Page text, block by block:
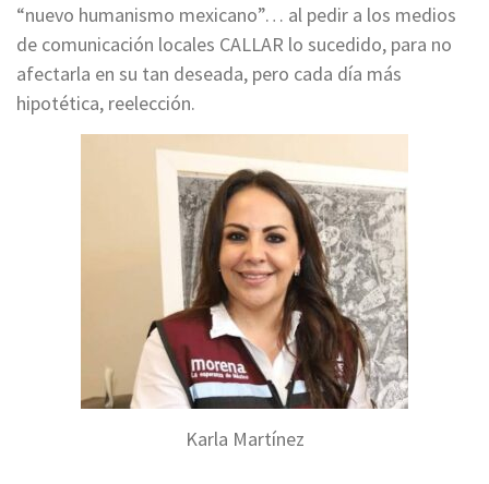
“nuevo humanismo mexicano”… al pedir a los medios
de comunicación locales CALLAR lo sucedido, para no
afectarla en su tan deseada, pero cada día más
hipotética, reelección.
Karla Martínez